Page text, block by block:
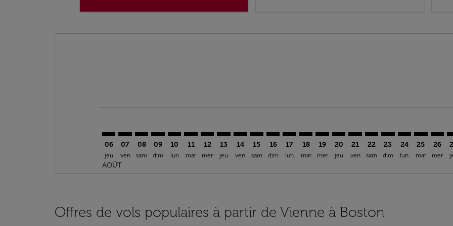
06
jeu
AOÛT
07
ven
08
sam
09
dim
10
lun
11
mar
12
mer
13
jeu
14
ven
15
sam
16
dim
17
lun
18
mar
VIE–BOS: cmp-view-offers-
19
mer
VIE–BOS: cmp-view-offers-
20
jeu
VIE–BOS: cmp-view-
21
ven
VIE–BOS: cmp-view-
22
sam
VIE–BOS: cmp-
23
dim
VIE–BOS:
24
lun
25
mar
26
mer
Offres de vols populaires à partir de Vienne à Boston